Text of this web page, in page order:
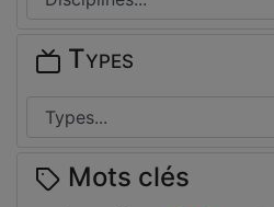
Types
Mots clés